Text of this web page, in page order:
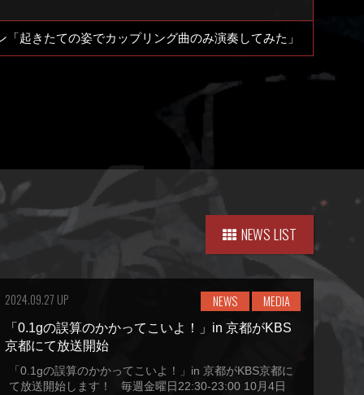
起きたての姿でカップリング曲のみ演奏してみた」
NEWS LIST
2024.09.27 UP NEWS MEDIA
「0.1gの誤算のかかってこいよ！」in 京都がKBS
京都にて放送開始
「0.1gの誤算のかかってこいよ！」in 京都がKBS京都に
て放送開始します！ 毎週金曜日22:30-23:00 10月4日